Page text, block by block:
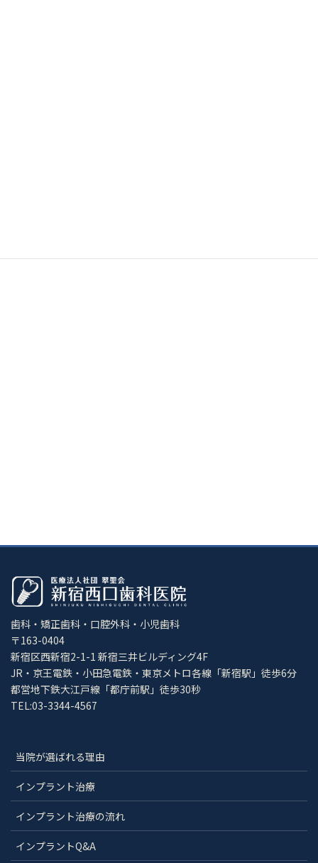
歯科・矯正歯科・口腔外科・小児歯科
〒163-0404
新宿区西新宿2-1-1 新宿三井ビルディング4F
JR・京王電鉄・小田急電鉄・東京メトロ各線「新宿駅」徒歩6分
都営地下鉄大江戸線「都庁前駅」徒歩30秒
TEL:03-3344-4567
当院が選ばれる理由
インプラント治療
インプラント治療の流れ
インプラントQ&A